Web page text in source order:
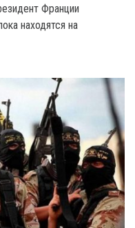
Франции
находятся на